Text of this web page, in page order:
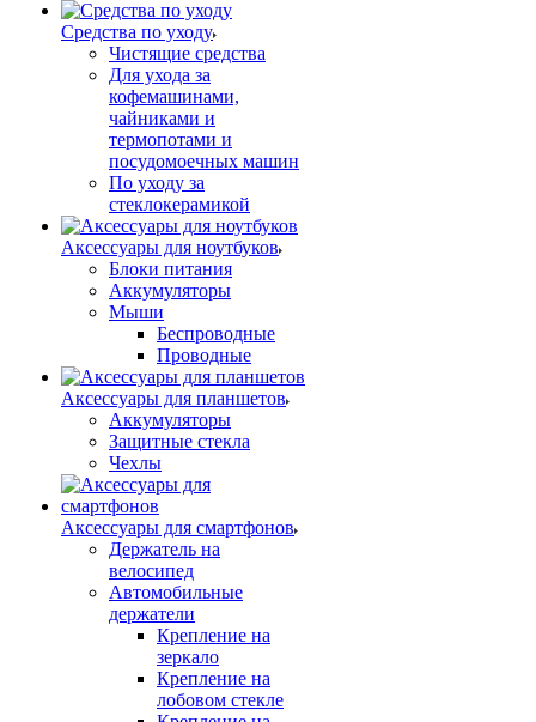
Средства по уходу
Чистящие средства
Для ухода за
кофемашинами,
чайниками и
термопотами и
посудомоечных машин
По уходу за
стеклокерамикой
Аксессуары для ноутбуков
Блоки питания
Аккумуляторы
Мыши
Беспроводные
Проводные
Аксессуары для планшетов
Аккумуляторы
Защитные стекла
Чехлы
Аксессуары для смартфонов
Держатель на
велосипед
Автомобильные
держатели
Крепление на
зеркало
Крепление на
лобовом стекле